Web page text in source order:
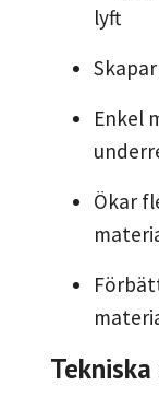
lyft
Enkel
Ökar